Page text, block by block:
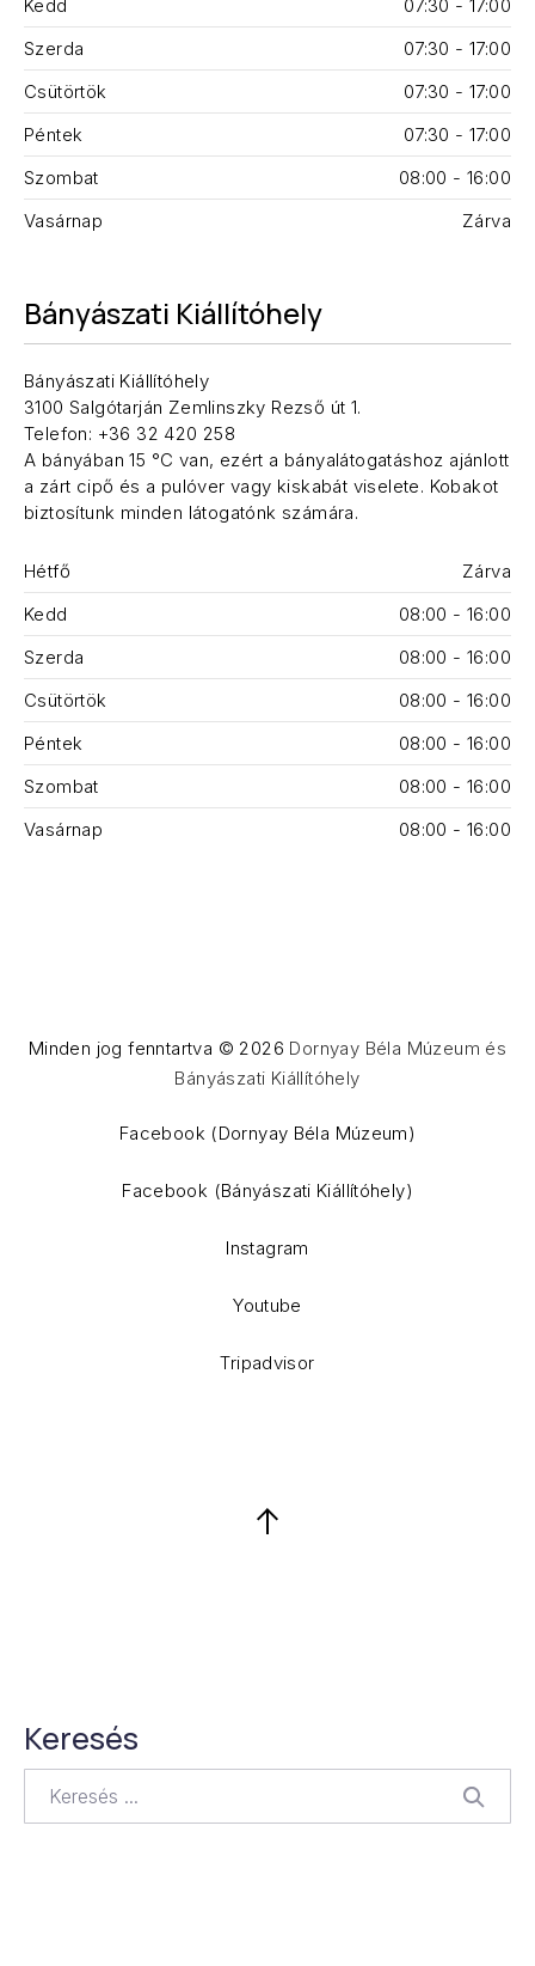
Kedd
07:30 - 17:00
Szerda
07:30 - 17:00
Csütörtök
07:30 - 17:00
Péntek
07:30 - 17:00
Szombat
08:00 - 16:00
Vasárnap
Zárva
Bányászati Kiállítóhely
Bányászati Kiállítóhely
3100 Salgótarján Zemlinszky Rezső út 1.
Telefon: +36 32 420 258
A bányában 15 °C van, ezért a bányalátogatáshoz ajánlott
a zárt cipő és a pulóver vagy kiskabát viselete. Kobakot
biztosítunk minden látogatónk számára.
Hétfő
Zárva
Kedd
08:00 - 16:00
Szerda
08:00 - 16:00
Csütörtök
08:00 - 16:00
Péntek
08:00 - 16:00
Szombat
08:00 - 16:00
Vasárnap
08:00 - 16:00
Minden jog fenntartva © 2026 Dornyay Béla Múzeum és
Bányászati Kiállítóhely
Facebook (Dornyay Béla Múzeum)
Facebook (Bányászati Kiállítóhely)
Instagram
Youtube
Tripadvisor
Keresés
Keresés